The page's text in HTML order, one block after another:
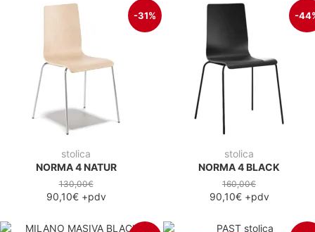
-31%
stolica
NORMA 4 NATUR
130,00€
90,10€+pdv
-
stolica
NORMA 4 BLACK
160,00€
90,10€+pdv